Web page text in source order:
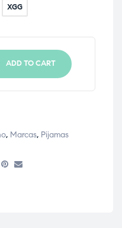
XGG
ADD TO CART
, Marcas, Pijamas